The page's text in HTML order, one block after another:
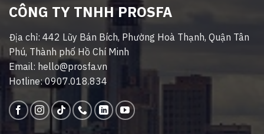
CÔNG TY TNHH PROSFA
Địa chỉ: 442 Lũy Bán Bích, Phường Hoà Thạnh, Quận Tân
Phú, Thành phố Hồ Chí Minh
Email: hello@prosfa.vn
Hotline: 0907.018.834